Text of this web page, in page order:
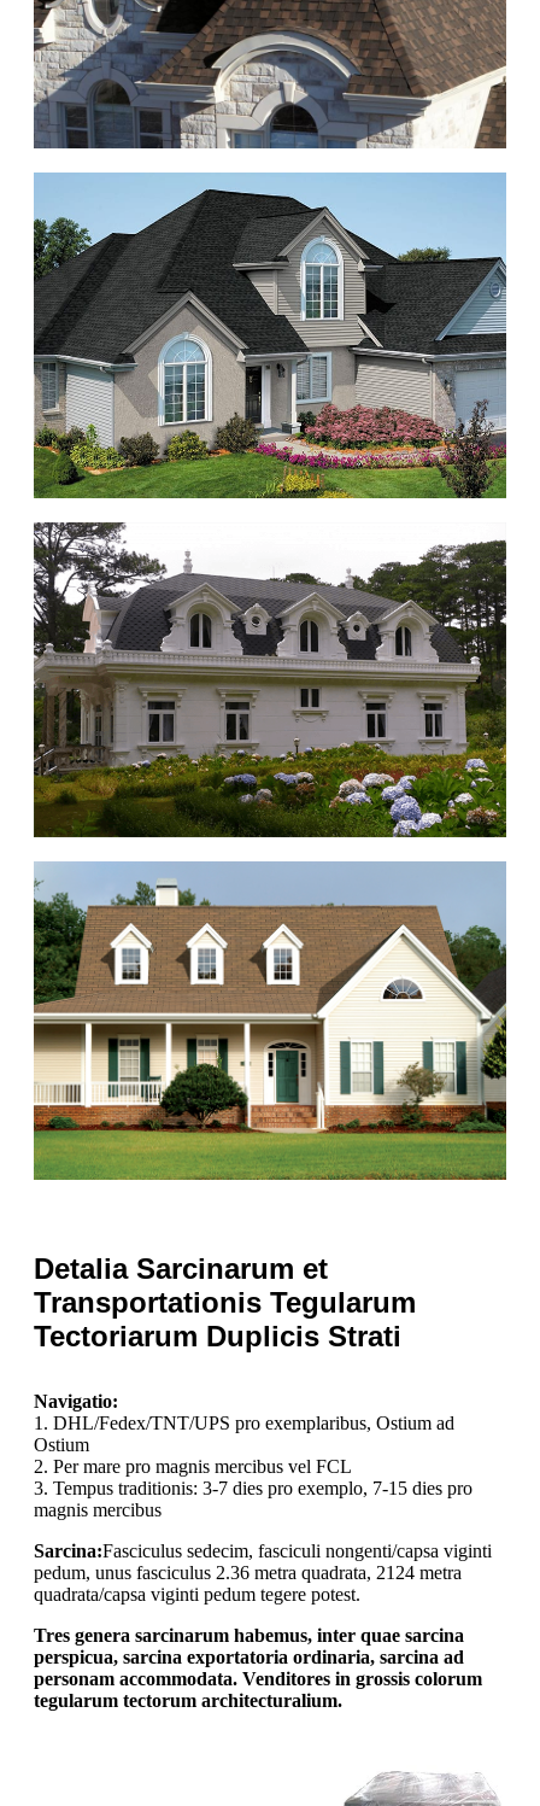
Detalia Sarcinarum et
Transportationis Tegularum
Tectoriarum Duplicis Strati
Navigatio:
1. DHL/Fedex/TNT/UPS pro exemplaribus, Ostium ad
Ostium
2. Per mare pro magnis mercibus vel FCL
3. Tempus traditionis: 3-7 dies pro exemplo, 7-15 dies pro
magnis mercibus
Sarcina:Fasciculus sedecim, fasciculi nongenti/capsa viginti
pedum, unus fasciculus 2.36 metra quadrata, 2124 metra
quadrata/capsa viginti pedum tegere potest.
Tres genera sarcinarum habemus, inter quae sarcina
perspicua, sarcina exportatoria ordinaria, sarcina ad
personam accommodata. Venditores in grossis colorum
tegularum tectorum architecturalium.